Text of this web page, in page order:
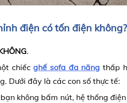
điện có tốn điện không?
.
chiếcghế sofa đa năng thấp
Dưới đây là các con số thực tế:
không bấm nút, hệ thống